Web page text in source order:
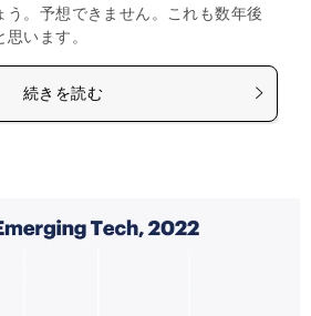
う。予想できません。これも数年後
います。
続きを読む